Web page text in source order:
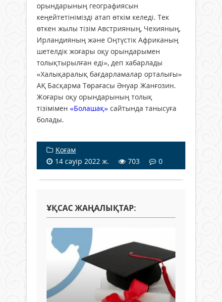
орындарының географиясын
кеңейтетінімізді атап өткім келеді. Тек
өткен жылы тізім Австрияның, Чехияның,
Ирландияның және Оңтүстік Африканың
шетелдік жоғары оқу орындарымен
толықтырылған еді», деп хабарлады
«Халықаралық бағдарламалар орталығы»
АҚ Басқарма Төрағасы Әнуар Жанғозин.
Жоғары оқу орындарының толық
тізімімен «Болашақ» сайтында танысуға
болады.
Қоғам
14 сәуір 2022 ж.
703 0
ҰҚСАС ЖАҢАЛЫҚТАР: